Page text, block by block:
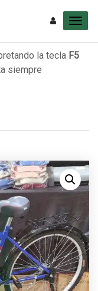
la tecla F5
siempre